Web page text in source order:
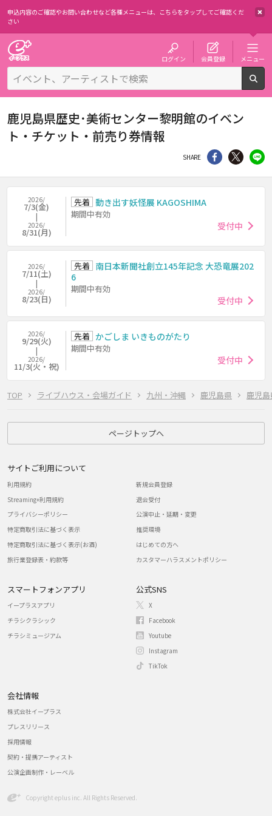
申込内容のご確認やお問い合わせなど各種メニューは、 こちらをタップしてご確認くだ
さい
ログイン 会員登録 メニュー
TOP ライブハウス・会場ガイド 九州・沖縄 鹿児島県 鹿児
鹿児島県歴史･美術センター黎明館のイベン
ト・チケット・前売り券情報
SHARE シェア Twitter
2026/
7/3(金)
2026/
8/31(月)
先着 動き出す妖怪展 KAGOSHIMA
期間中有効
受付中
2026/
7/11(土)
2026/
8/23(日)
先着 南日本新聞社創立145年記念 大恐竜展202
6
期間中有効
受付中
2026/
9/29(火)
2026/
11/3(火・祝)
先着 かごしま いきものがたり
期間中有効
受付中
ページトップへ
サイトご利用について
利用規約
Streaming+利用規約
プライバシーポリシー
特定商取引法に基づく表示
特定商取引法に基づく表示(お酒)
旅行業登録表・約款等
新規会員登録
退会受付
公演中止・延期・変更
推奨環境
はじめての方へ
カスタマーハラスメントポリシー
スマートフォンアプリ
イープラスアプリ
チラシクラシック
チラシミュージアム
公式SNS
X
Facebook
Youtube
Instagram
TikTok
会社情報
株式会社イープラス
プレスリリース
採用情報
契約・提携アーティスト
公演企画制作・レーベル
Copyright eplus inc. All Rights Reserved.